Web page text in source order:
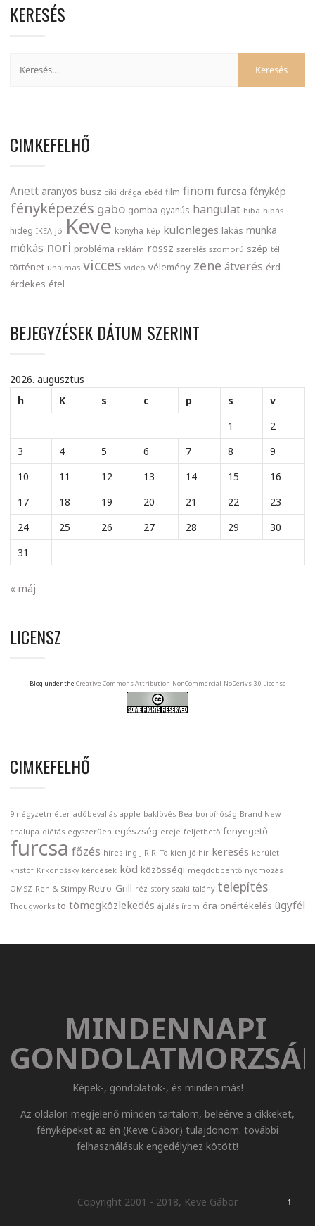
KERESÉS
CIMKEFELHŐ
Anett aranyos busz ciki drága ebéd film finom furcsa fénykép
fényképezés gabo gomba gyanús hangulat hiba hibás
hideg IKEA jó Keve konyha kép különleges lakás munka
mókás nori probléma reklám rossz szerelés szomorú szép tél
történet unalmas vicces videó vélemény zene átverés érd
érdekes étel
BEJEGYZÉSEK DÁTUM SZERINT
2026. augusztus
h
K s c p s
v
1
2
3
4 5 6 7 8
9
10
11 12 13 14 15
16
17
18 19 20 21 22
23
24
25 26 27 28 29
30
31
« máj
LICENSZ
Blog under the Creative Commons Attribution-NonCommercial-NoDerivs 3.0 License
CIMKEFELHŐ
9 négyzetméter adóbevallás apple baklövés Bea borbíróság Brand New
chalupa diétás egyszerűen egészség ereje feljethető fenyegető
furcsa főzés híres ing J.R.R. Tolkien jó hír keresés kerület
kristóf Krkonošský kérdések köd közösségi megdöbbentő nyomozás
OMSZ Ren & Stimpy Retro-Grill réz story szaki talány telepítés
Thougworks to tömegközlekedés ájulás írom óra önértékelés ügyfél
MINDENNAPI
Képek-, gondolatok-, és minden más!
Az oldalon megjelenő minden tartalom, beleérve a cikkeket,
fényképeket az én (Keve Gábor) tulajdonom. további
felhasználásuk engedélyhez kötött!
Copyright 2001 - 2018, Keve Gábor ↑